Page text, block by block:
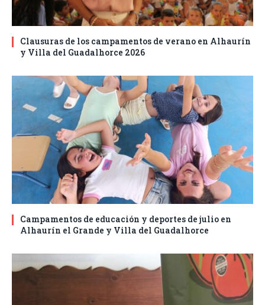
Clausuras de los campamentos de verano en Alhaurín
y Villa del Guadalhorce 2026
Campamentos de educación y deportes de julio en
Alhaurín el Grande y Villa del Guadalhorce